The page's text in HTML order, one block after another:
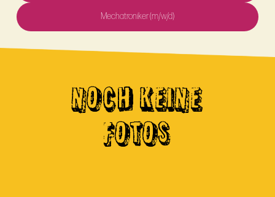
Mechatroniker (m/w/d)
NOCH KEINE
FOTOS